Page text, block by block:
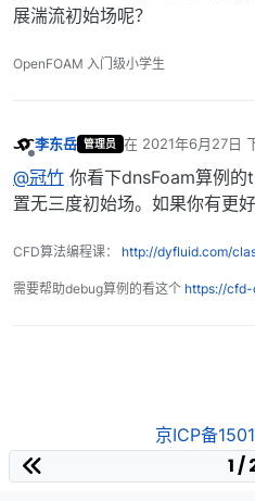
展湍流初始场呢？
OpenFOAM 入门级小学生
李东岳 管理员 在 2021年6月27日
最后由 编辑
@冠竹 你看下dnsFoam算例
置无三度初始场。如果你有更
CFD算法编程课： http://dyfluid.com/
需要帮助debug算例的看这个 https://
京ICP备
1 /